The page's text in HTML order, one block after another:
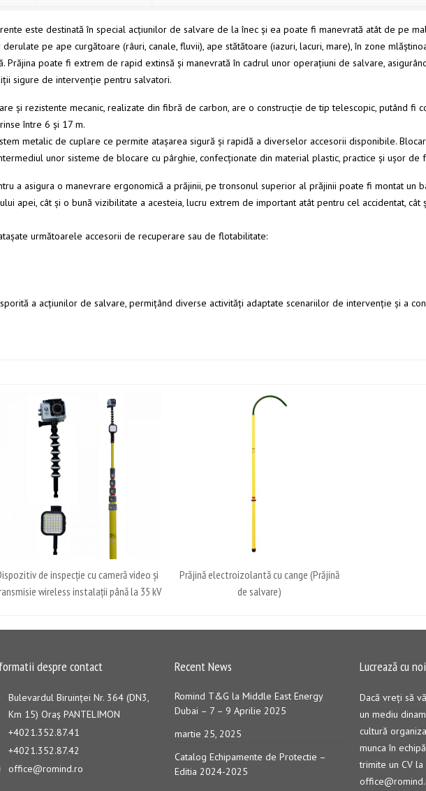
este destinată în special acțiunilor de salvare de la înec și ea poate fi manevrată atât de pe
pe ape curgătoare (râuri, canale, fluvii), ape stătătoare (iazuri, lacuri, mare), în zone
Prăjina poate fi extrem de rapid extinsă și manevrată în cadrul unor operațiuni de salvare,
sigure de intervenție pentru salvatori.
și rezistente mecanic, realizate din fibră de carbon, are o construcție de tip telescopic, putând fi
între 6 și 17 m.
metalic de cuplare ce permite ataşarea sigură și rapidă a diverselor accesorii disponibile.
unor sisteme de blocare cu pârghie, confecționate din material plastic, practice și ușor de
a asigura o manevrare ergonomică a prăjinii, pe tronsonul superior al prăjinii poate fi montat un
apei, cât și o bună vizibilitate a acesteia, lucru extrem de important atât pentru cel accidentat, cât
următoarele accesorii de recuperare sau de flotabilitate:
a acțiunilor de salvare, permițând diverse activități adaptate scenariilor de intervenție și a
de inspecție cu cameră video și
wireless instalații până la 35 kV
Prăjină electroizolantă cu cange (Prăjină
de salvare)
despre contact
Bulevardul Biruinţei Nr. 364 (DN3,
Km 15) Oraş PANTELIMON
+4021.352.87.41
+4021.352.87.42
office@romind.ro
Recent News
Romind T&G la Middle East Energy
Dubai – 7 – 9 Aprilie 2025
martie 25, 2025
Catalog Echipamente de Protectie –
Editia 2024-2025
Lucrează cu noi
Dacă vreţi să
un mediu
cultură
munca în
trimite un CV